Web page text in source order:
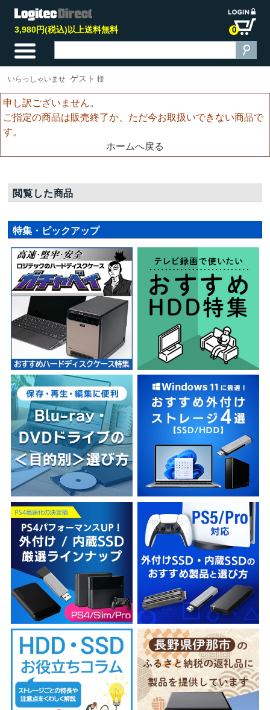
3,980円(税込)以上送料無料 0
いらっしゃいませ ゲスト 様
申し訳ございません。
ご指定の商品は販売終了か、ただ今お取扱いできない商品で
す。
ホームへ戻る
閲覧した商品
特集・ピックアップ